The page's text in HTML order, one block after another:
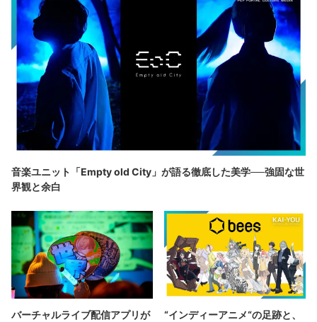
音楽ユニット「Empty old City」が語る徹底した美学──強固な世
界観と余白
バーチャルライブ配信アプリが
“インディーアニメ“の足跡と、